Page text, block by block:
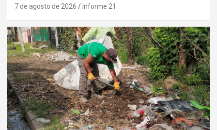
7 de agosto de 2026 Informe 21